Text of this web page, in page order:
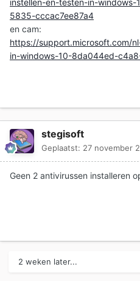
5835-cccac7ee87a4
en cam:
https://support.microsoft.com/
in-windows-10-8da044ed-
stegisoft
Geplaatst: 27 november
Geen 2 antivirussen installeren
2 weken later...